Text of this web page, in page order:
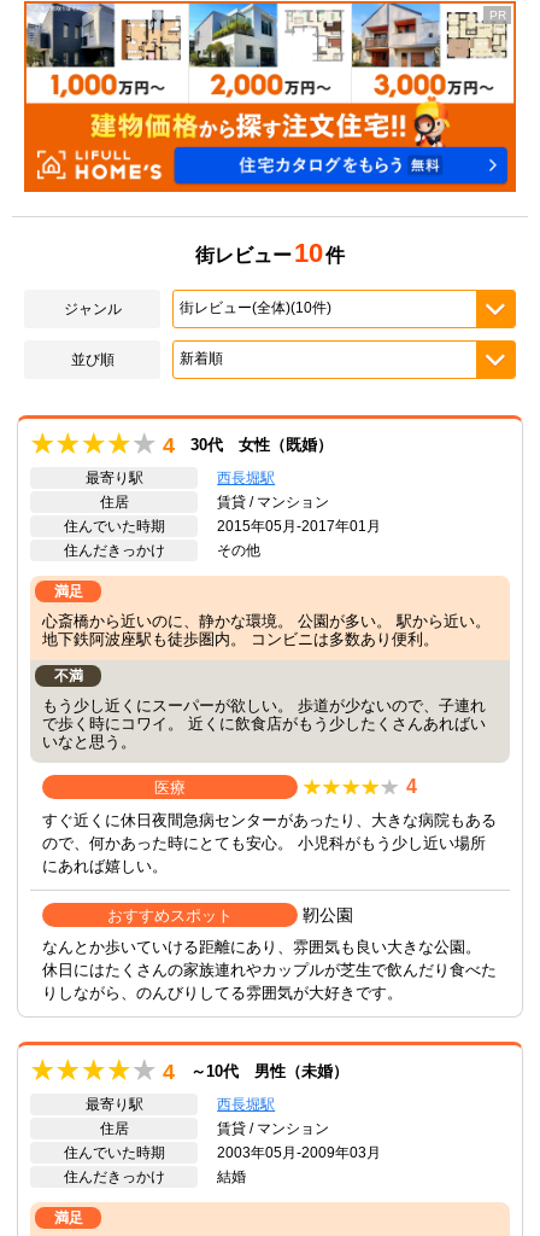
街レビュー10件
ジャンル
並び順
4 30代 女性（既婚）
最寄り駅
西長堀駅
住居
賃貸 / マンション
住んでいた時期
2015年05月-2017年01月
住んだきっかけ
その他
満足
心斎橋から近いのに、静かな環境。 公園が多い。 駅から近い。
地下鉄阿波座駅も徒歩圏内。 コンビニは多数あり便利。
不満
もう少し近くにスーパーが欲しい。 歩道が少ないので、子連れ
で歩く時にコワイ。 近くに飲食店がもう少したくさんあればい
いなと思う。
医療 4
すぐ近くに休日夜間急病センターがあったり、大きな病院もある
ので、何かあった時にとても安心。 小児科がもう少し近い場所
にあれば嬉しい。
おすすめスポット 靭公園
なんとか歩いていける距離にあり、雰囲気も良い大きな公園。
休日にはたくさんの家族連れやカップルが芝生で飲んだり食べた
りしながら、のんびりしてる雰囲気が大好きです。
4 ～10代 男性（未婚）
最寄り駅
西長堀駅
住居
賃貸 / マンション
住んでいた時期
2003年05月-2009年03月
住んだきっかけ
結婚
満足